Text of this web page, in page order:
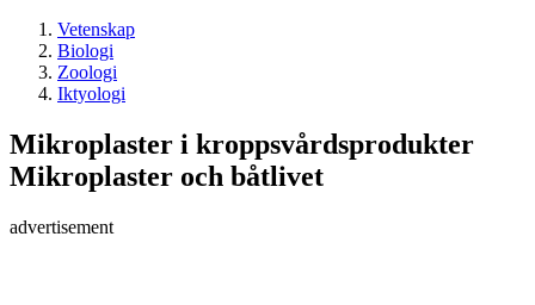
Vetenskap
Biologi
Zoologi
Iktyologi
Mikroplaster i kroppsvårdsprodukter
Mikroplaster och båtlivet
advertisement